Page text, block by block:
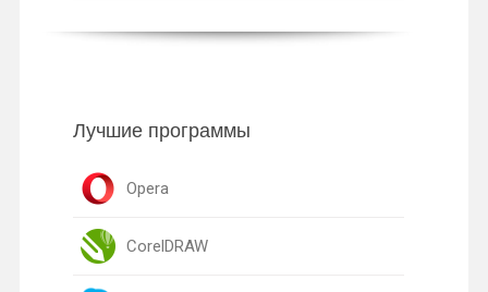
Лучшие программы
Opera
CorelDRAW